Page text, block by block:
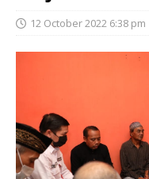
12 October 2022 6:38 pm